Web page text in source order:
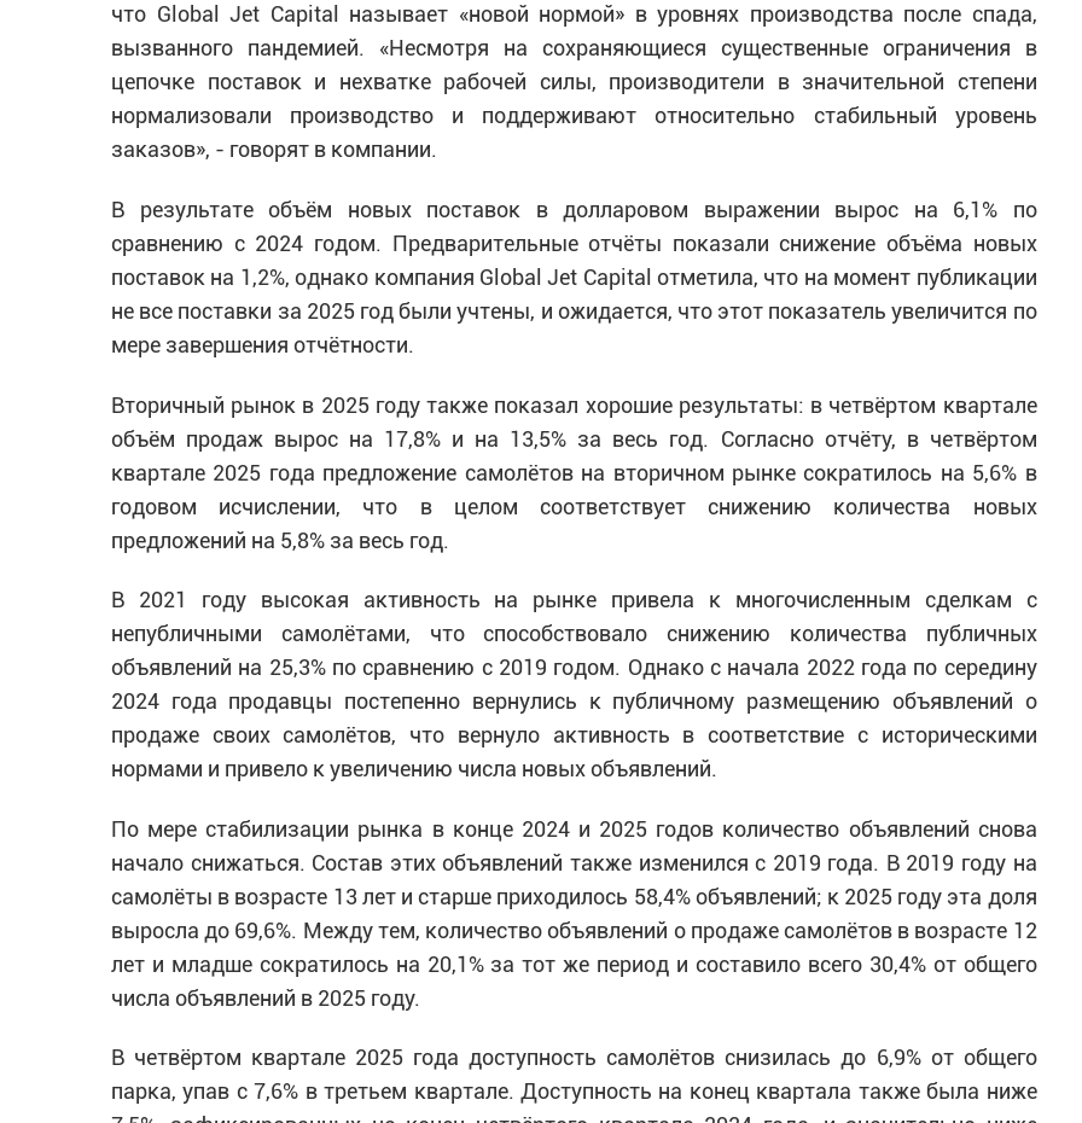
что Global Jet Capital называет «новой нормой» в уровнях производства после спада,
вызванного пандемией. «Несмотря на сохраняющиеся существенные ограничения в
цепочке поставок и нехватке рабочей силы, производители в значительной степени
нормализовали производство и поддерживают относительно стабильный уровень
заказов», - говорят в компании.
В результате объём новых поставок в долларовом выражении вырос на 6,1% по
сравнению с 2024 годом. Предварительные отчёты показали снижение объёма новых
поставок на 1,2%, однако компания Global Jet Capital отметила, что на момент публикации
не все поставки за 2025 год были учтены, и ожидается, что этот показатель увеличится по
мере завершения отчётности.
Вторичный рынок в 2025 году также показал хорошие результаты: в четвёртом квартале
объём продаж вырос на 17,8% и на 13,5% за весь год. Согласно отчёту, в четвёртом
квартале 2025 года предложение самолётов на вторичном рынке сократилось на 5,6% в
годовом исчислении, что в целом соответствует снижению количества новых
предложений на 5,8% за весь год.
В 2021 году высокая активность на рынке привела к многочисленным сделкам с
непубличными самолётами, что способствовало снижению количества публичных
объявлений на 25,3% по сравнению с 2019 годом. Однако с начала 2022 года по середину
2024 года продавцы постепенно вернулись к публичному размещению объявлений о
продаже своих самолётов, что вернуло активность в соответствие с историческими
нормами и привело к увеличению числа новых объявлений.
По мере стабилизации рынка в конце 2024 и 2025 годов количество объявлений снова
начало снижаться. Состав этих объявлений также изменился с 2019 года. В 2019 году на
самолёты в возрасте 13 лет и старше приходилось 58,4% объявлений; к 2025 году эта доля
выросла до 69,6%. Между тем, количество объявлений о продаже самолётов в возрасте 12
лет и младше сократилось на 20,1% за тот же период и составило всего 30,4% от общего
числа объявлений в 2025 году.
В четвёртом квартале 2025 года доступность самолётов снизилась до 6,9% от общего
парка, упав с 7,6% в третьем квартале. Доступность на конец квартала также была ниже